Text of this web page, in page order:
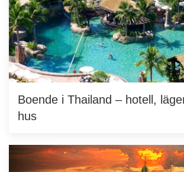
Boende i Thailand – hotell,
hus